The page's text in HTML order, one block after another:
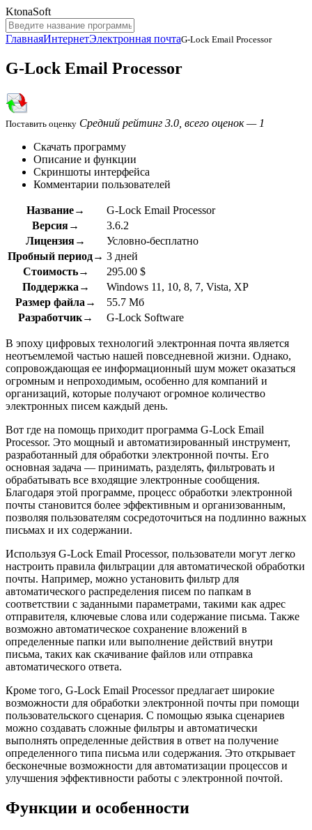
KtonaSoft
ГлавнаяИнтернетЭлектронная почтаG-Lock Email Processor
G-Lock Email Processor
Поставить оценку Средний рейтинг 3.0, всего оценок — 1
Скачать программу
Описание и функции
Скриншоты интерфейса
Комментарии пользователей
Название→
G-Lock Email Processor
Версия→
3.6.2
Лицензия→
Условно-бесплатно
Пробный период→ 3 дней
Стоимость→
295.00 $
Поддержка→
Windows 11, 10, 8, 7, Vista, XP
Размер файла→
55.7 Мб
Разработчик→
G-Lock Software
В эпоху цифровых технологий электронная почта является
неотъемлемой частью нашей повседневной жизни. Однако,
сопровождающая ее информационный шум может оказаться
огромным и непроходимым, особенно для компаний и
организаций, которые получают огромное количество
электронных писем каждый день.
Вот где на помощь приходит программа G-Lock Email
Processor. Это мощный и автоматизированный инструмент,
разработанный для обработки электронной почты. Его
основная задача — принимать, разделять, фильтровать и
обрабатывать все входящие электронные сообщения.
Благодаря этой программе, процесс обработки электронной
почты становится более эффективным и организованным,
позволяя пользователям сосредоточиться на подлинно важных
письмах и их содержании.
Используя G-Lock Email Processor, пользователи могут легко
настроить правила фильтрации для автоматической обработки
почты. Например, можно установить фильтр для
автоматического распределения писем по папкам в
соответствии с заданными параметрами, такими как адрес
отправителя, ключевые слова или содержание письма. Также
возможно автоматическое сохранение вложений в
определенные папки или выполнение действий внутри
письма, таких как скачивание файлов или отправка
автоматического ответа.
Кроме того, G-Lock Email Processor предлагает широкие
возможности для обработки электронной почты при помощи
пользовательского сценария. С помощью языка сценариев
можно создавать сложные фильтры и автоматически
выполнять определенные действия в ответ на получение
определенного типа письма или содержания. Это открывает
бесконечные возможности для автоматизации процессов и
улучшения эффективности работы с электронной почтой.
Функции и особенности